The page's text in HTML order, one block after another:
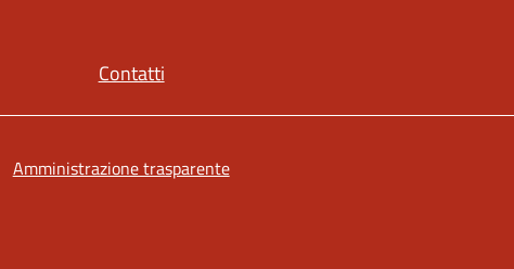
Contatti
Amministrazione trasparente